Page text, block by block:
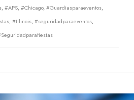
,#APS,#Chicago,#Guardiasparaeventos,
,#Illinois,#seguridadparaeventos,